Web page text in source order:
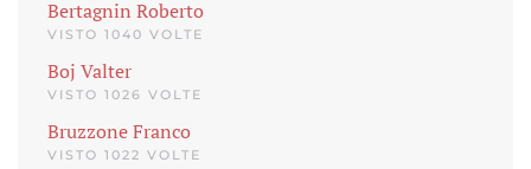
Bertagnin Roberto
VISTO 1040 VOLTE
Boj Valter
VISTO 1026 VOLTE
Bruzzone Franco
VISTO 1022 VOLTE